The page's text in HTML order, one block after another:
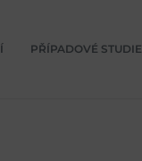
PŘÍPADOVÉ STUDIE